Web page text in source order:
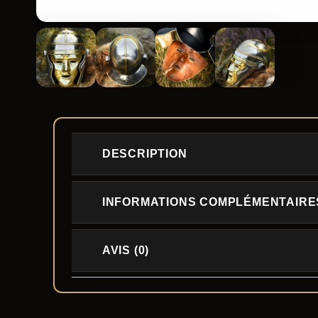
DESCRIPTION
INFORMATIONS
AVIS (0)